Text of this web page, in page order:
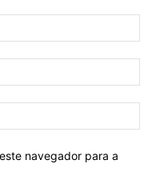
navegador para a